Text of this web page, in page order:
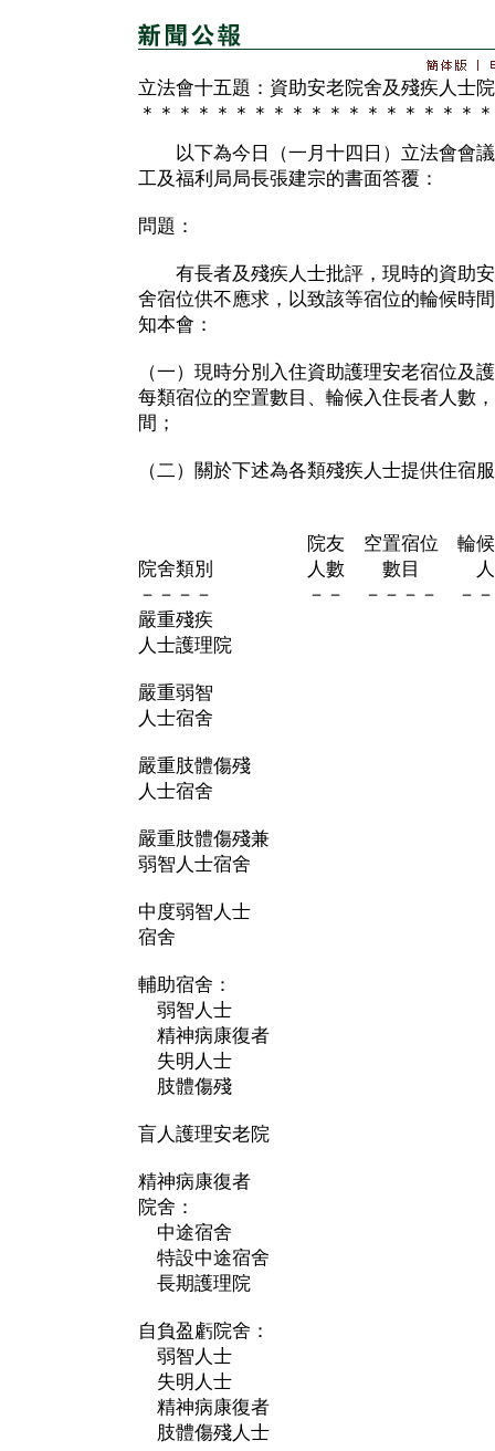
立法會十五題：資助安老院舍及殘疾人士
＊＊＊＊＊＊＊＊＊＊＊＊＊＊＊＊＊＊
以下為今日（一月十四日）立法會會議
工及福利局局長張建宗的書面答覆：
問題：
有長者及殘疾人士批評，現時的資助安
舍宿位供不應求，以致該等宿位的輪候時
知本會：
（一）現時分別入住資助護理安老宿位及
每類宿位的空置數目、輪候入住長者人數
間；
（二）關於下述為各類殘疾人士提供住宿
院友 空置宿位 輪候
院舍類別 人數 數目 人
－－－－ －－ －－－－ －－
嚴重殘疾
人士護理院
嚴重弱智
人士宿舍
嚴重肢體傷殘
人士宿舍
嚴重肢體傷殘兼
弱智人士宿舍
中度弱智人士
宿舍
輔助宿舍：
弱智人士
精神病康復者
失明人士
肢體傷殘
盲人護理安老院
精神病康復者
院舍：
中途宿舍
特設中途宿舍
長期護理院
自負盈虧院舍：
弱智人士
失明人士
精神病康復者
肢體傷殘人士